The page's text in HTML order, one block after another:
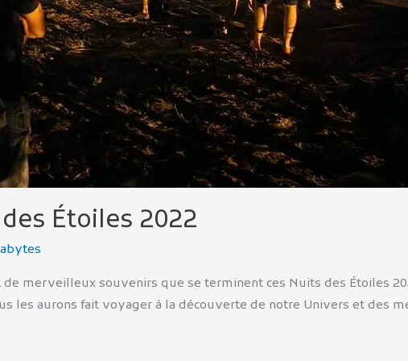
Étoiles 2022
de merveilleux souvenirs que se terminent ces Nuits des Étoiles
les aurons fait voyager à la découverte de notre Univers et des